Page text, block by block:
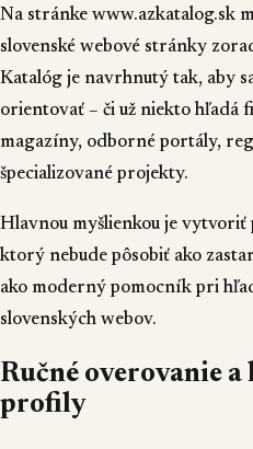
Na stránke www.azkatalog.sk
slovenské webové stránky
Katalóg je navrhnutý tak, aby
orientovať – či už niekto hľadá
magazíny, odborné portály,
špecializované projekty.
Hlavnou myšlienkou je
ktorý nebude pôsobiť ako
ako moderný pomocník pri
slovenských webov.
Ručné overovanie
profily